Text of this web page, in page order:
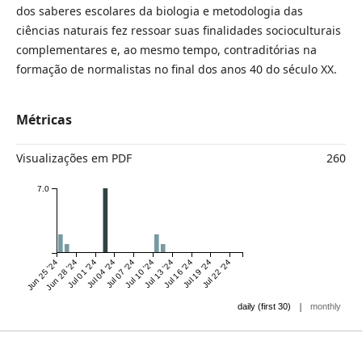
dos saberes escolares da biologia e metodologia das
ciências naturais fez ressoar suas finalidades socioculturais
complementares e, ao mesmo tempo, contraditórias na
formação de normalistas no final dos anos 40 do século XX.
Métricas
Visualizações em PDF 260
Jun 25 '24Jun 28 '24Jul 01 '24Jul 04 '24Jul 07 '24Jul 10 '24Jul 13 '24Jul 16 '24Jul 19 '24Jul 22 '24
7.0
daily (first 30) | monthly